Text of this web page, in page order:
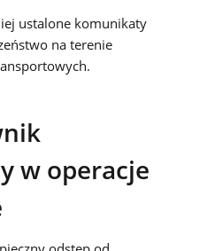
ustalone komunikaty
na terenie
w operacje